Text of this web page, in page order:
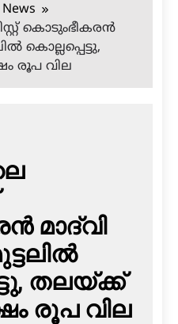
കൊടുംഭീകരന്‍
കൊല്ലപ്പെട്ടു,
രൂപ വില
മാദ്‌വി
തലയ്ക്ക്
രൂപ വില